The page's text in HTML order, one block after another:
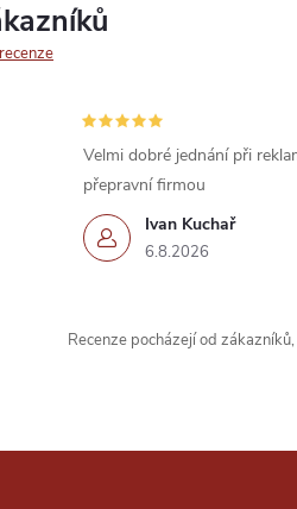
Ivan Kuchař
6.8.2026
Velmi dobré jednání při
přepravní firmou
Recenze pocházejí od